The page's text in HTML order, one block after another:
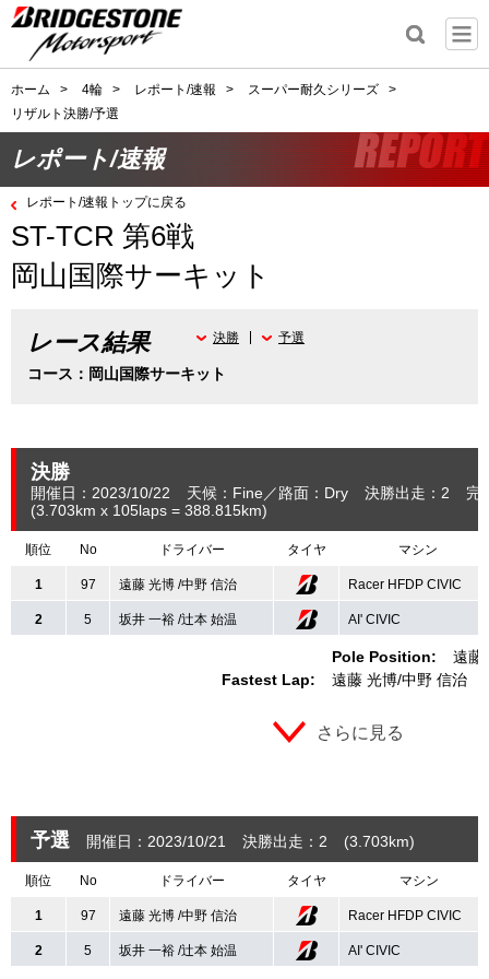
ホーム > 4輪 > レポート/速報 > スーパー耐久シリーズ
>
リザルト決勝/予選
レポート/速報
レポート/速報トップに戻る
ST-TCR 第6戦
岡山国際サーキット
レース結果
コース：岡山国際サーキット
決勝 予選
決勝
開催日：2023/10/22 天候：Fine 路面：Dry 決勝出走：2
完
(3.703km x 105laps = 388.815km)
順位 No ドライバー タイヤ マシン
Pole Position:
遠藤
Fastest Lap:
遠藤 光博 中野 信治
1 97 遠藤 光博 /中野 信治 Racer HFDP CIVIC
2 5 坂井 一裕 /辻本 始温 AI' CIVIC
さらに見る
予選 開催日：2023/10/21 決勝出走：2 (3.703km)
順位 No ドライバー タイヤ マシン
1 97 遠藤 光博 /中野 信治 Racer HFDP CIVIC
2 5 坂井 一裕 /辻本 始温 AI' CIVIC